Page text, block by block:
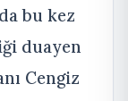
bu kez
duayen
Cengiz